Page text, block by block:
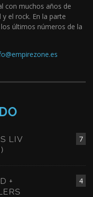
con muchos años de
el rock. En la parte
últimos números de la
7
LIV
4
+